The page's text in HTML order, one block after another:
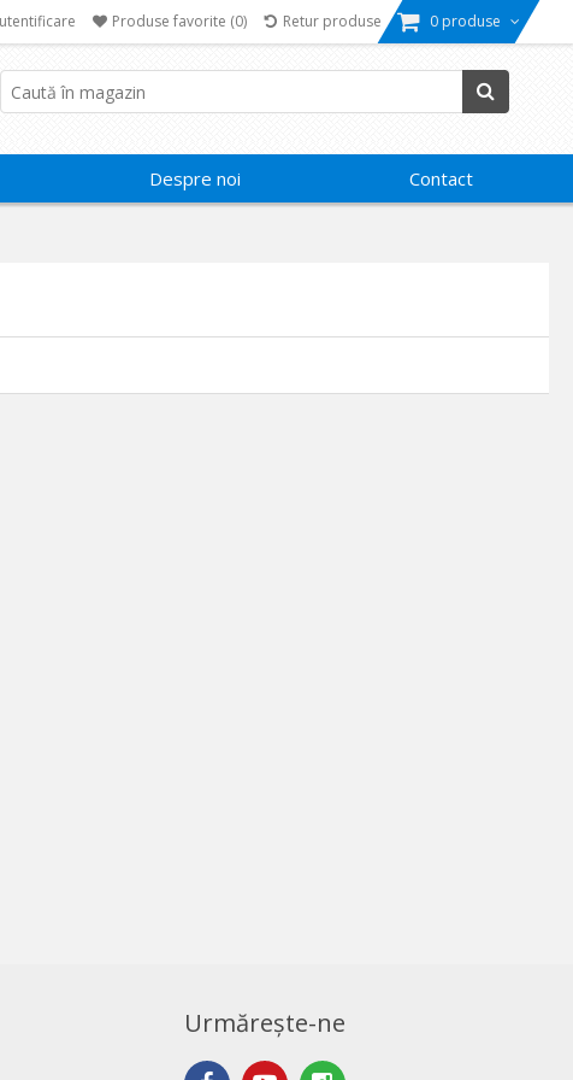
Produse favorite (0) Retur produse 0 produse
Despre noi Contact
Urmărește-ne